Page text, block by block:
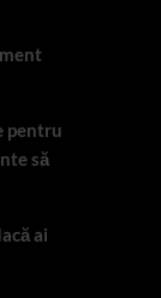
pentru
să
ai